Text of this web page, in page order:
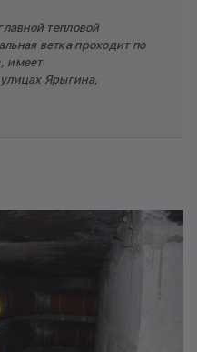
тепловой
ветка проходит по
имеет
Ярыгина,